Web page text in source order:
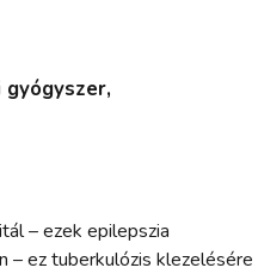
– ezek epilepszia
– ez tuberkulózis klezelésére